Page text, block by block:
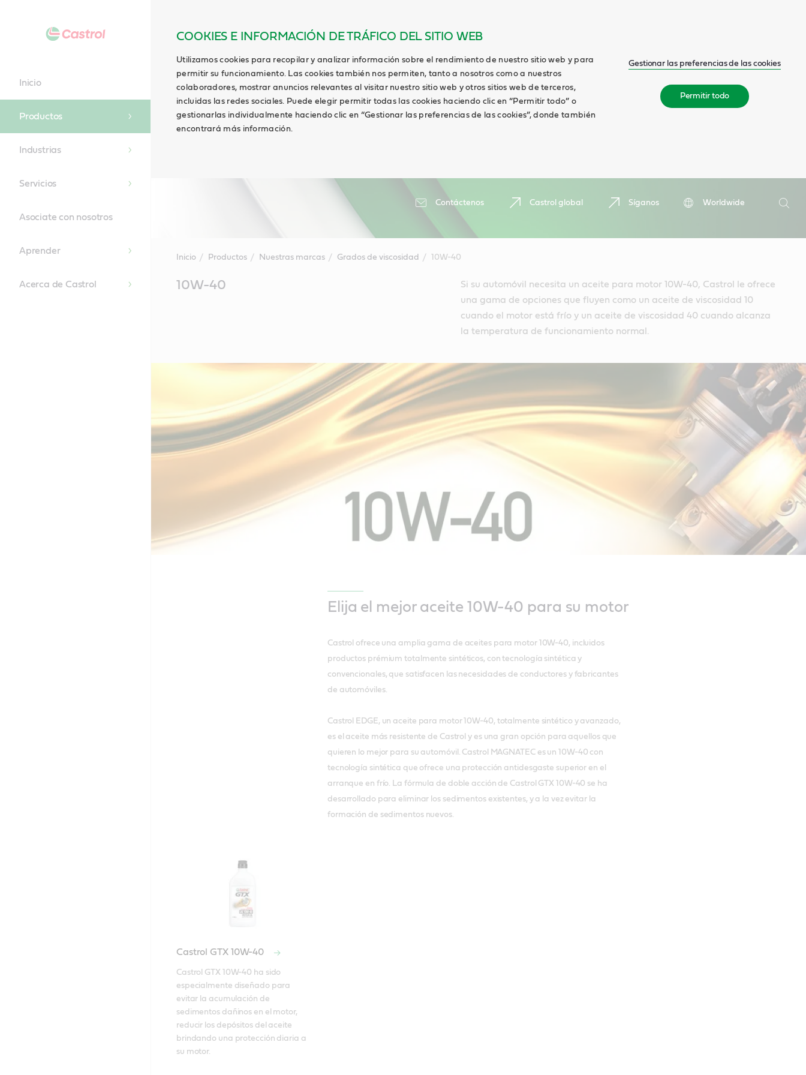
COOKIES E INFORMACIÓN DE TRÁFICO DEL SITIO WEB
Utilizamos cookies para recopilar y analizar información sobre el rendimiento de nuestro sitio web y para
permitir su funcionamiento. Las cookies también nos permiten, tanto a nosotros como a nuestros
colaboradores, mostrar anuncios relevantes al visitar nuestro sitio web y otros sitios web de terceros,
incluidas las redes sociales. Puede elegir permitir todas las cookies haciendo clic en “Permitir todo” o
gestionarlas individualmente haciendo clic en “Gestionar las preferencias de las cookies”, donde también
encontrará más información.
Gestionar las preferencias de las cookies
Permitir todo
Contáctenos Castrol global Síganos
Worldwide
Buscar
Inicio
Productos
Industrias
Servicios
Asociate con nosotros
Aprender
Acerca de Castrol
Inicio Productos Nuestras marcas Grados de viscosidad 10W-40
Content10W-40
Si su automóvil necesita un aceite para motor 10W-40, Castrol le ofrece
una gama de opciones que fluyen como un aceite de viscosidad 10
cuando el motor está frío y un aceite de viscosidad 40 cuando alcanza
la temperatura de funcionamiento normal.
Elija el mejor aceite 10W-40 para su motor
Castrol ofrece una amplia gama de aceites para motor 10W-40, incluidos
productos prémium totalmente sintéticos, con tecnología sintética y
convencionales, que satisfacen las necesidades de conductores y fabricantes
de automóviles.
Castrol EDGE, un aceite para motor 10W-40, totalmente sintético y avanzado,
es el aceite más resistente de Castrol y es una gran opción para aquellos que
quieren lo mejor para su automóvil. Castrol MAGNATEC es un 10W-40 con
tecnología sintética que ofrece una protección antidesgaste superior en el
arranque en frío. La fórmula de doble acción de Castrol GTX 10W-40 se ha
desarrollado para eliminar los sedimentos existentes, y a la vez evitar la
formación de sedimentos nuevos.
Castrol GTX 10W-40
Castrol GTX 10W-40 ha sido
especialmente diseñado para
evitar la acumulación de
sedimentos dañinos en el motor,
reducir los depósitos del aceite
brindando una protección diaria a
su motor.